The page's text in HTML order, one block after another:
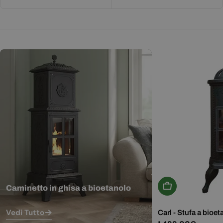
Caminetto in ghisa a bioetanolo
Vedi Tutto
Aggiungi Al
Carl - Stufa a